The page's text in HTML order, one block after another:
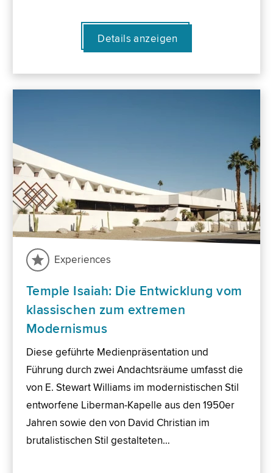
Details anzeigen
Experiences
Temple Isaiah: Die Entwicklung vom
klassischen zum extremen
Modernismus
Diese geführte Medienpräsentation und
Führung durch zwei Andachtsräume umfasst die
von E. Stewart Williams im modernistischen Stil
entworfene Liberman-Kapelle aus den 1950er
Jahren sowie den von David Christian im
brutalistischen Stil gestalteten…